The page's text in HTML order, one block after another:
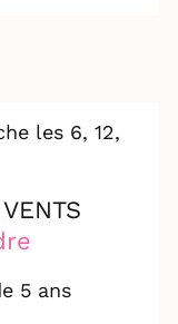
entre
interprète
Alice, ainsi
devenus
les 6, 12,
5 ans